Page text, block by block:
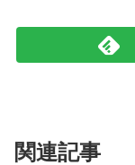
関連記事